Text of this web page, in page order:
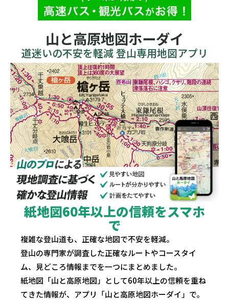
山と高原地図ホーダイ
道迷いの不安を軽減 登山専用地図アプリ
紙地図60年以上の信頼をスマホ
で
複雑な登山道も、正確な地図で不安を軽減。
登山の専門家が調査した正確なルートやコースタイ
ム、見どころ情報までを一つにまとめました。
紙地図「山と高原地図」として60年以上の信頼を重ね
てきた情報が、アプリ「山と高原地図ホーダイ」で。